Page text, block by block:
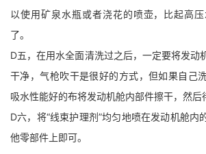
以使用矿泉水瓶或者浇花的喷壶，比起高
了。
D五，在用水全面清洗过之后，一定要将发动
干净，气枪吹干是很好的方式，但如果自己
吸水性能好的布将发动机舱内部件擦干，然后
D六，将“线束护理剂”均匀地喷在发动机舱内
他零部件上即可。